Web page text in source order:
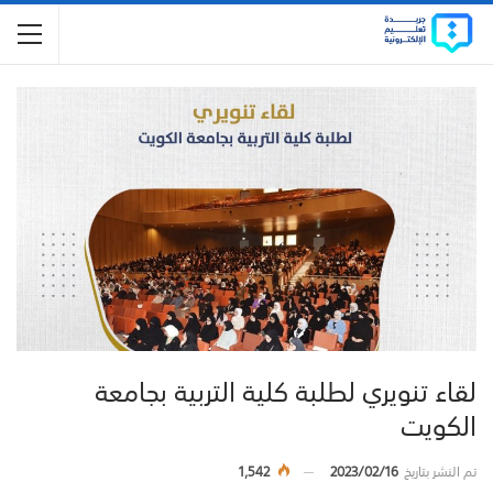
لقاء تنويري لطلبة كلية التربية بجامعة
الكويت
تم النشر بتاريخ2023/02/16
1,542